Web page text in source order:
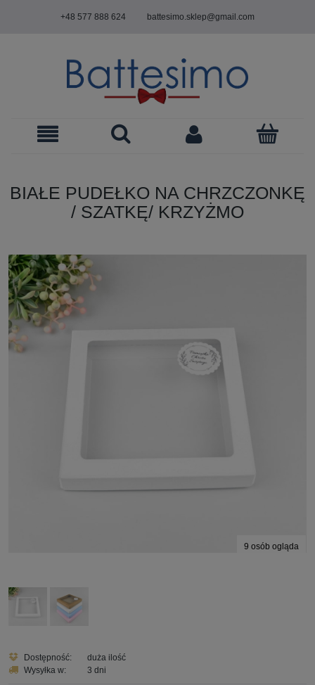
+48 577 888 624 battesimo.sklep@gmail.com
BIAŁE PUDEŁKO NA CHRZCZONKĘ
/ SZATKĘ/ KRZYŻMO
9 osób ogląda
Dostępność:
duża ilość
Wysyłka w:
3 dni